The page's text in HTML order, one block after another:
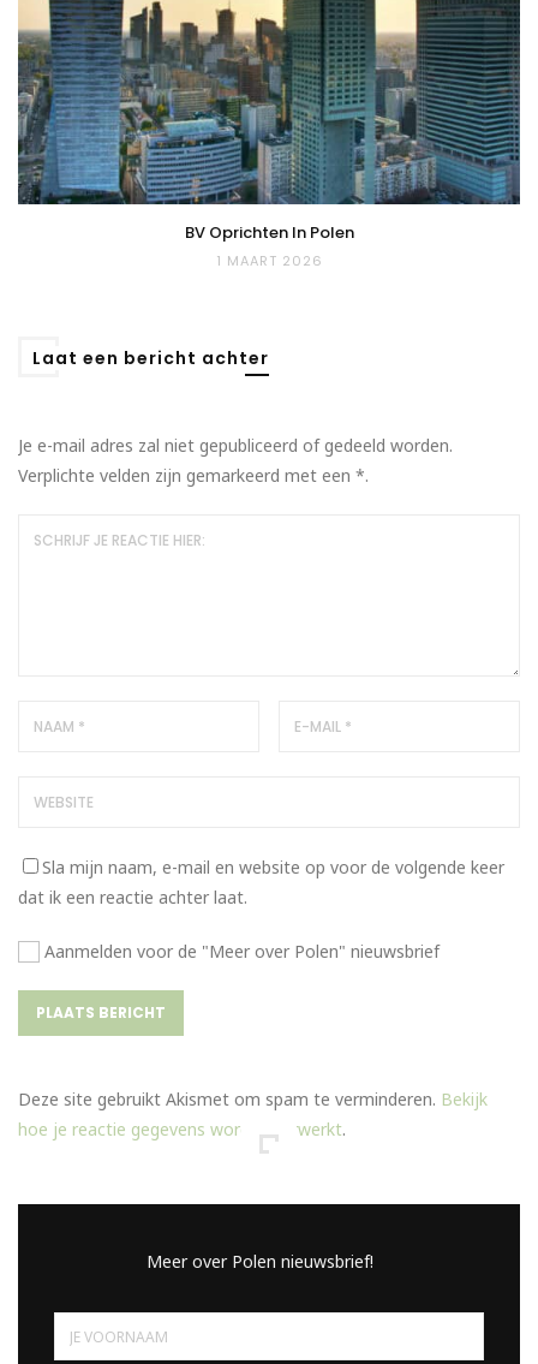
BV Oprichten In Polen
1 MAART 2026
Laat een bericht achter
Je e-mail adres zal niet gepubliceerd of gedeeld worden.
Verplichte velden zijn gemarkeerd met een *.
Sla mijn naam, e-mail en website op voor de volgende keer
dat ik een reactie achter laat.
Aanmelden voor de "Meer over Polen" nieuwsbrief
Deze site gebruikt Akismet om spam te verminderen. Bekijk
hoe je reactie gegevens worden verwerkt.
Meer over Polen nieuwsbrief!